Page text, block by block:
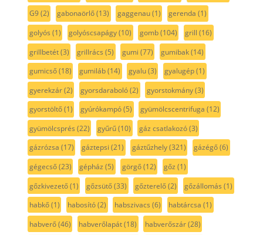
G9(2) gabonaörlő(13) gaggenau(1) gerenda (1)
golyós (1) golyóscsapágy(10) gomb(104) grill (16)
grillbetét(3) grillrács (5) gumi (77) gumibak(14)
gumicső(18) gumiláb(14) gyalu(3) gyalugép(1)
gyerekzár(2) gyorsdaraboló(2) gyorstokmány(3)
gyorstöltő(1) gyúrókampó(5) gyümölcscentrifuga (12)
gyümölcsprés (22) gyűrű(10) gáz csatlakozó(3)
gázrózsa (17) gáztepsi (21) gáztűzhely(321) gázégő(6)
gégecső(23) gépház (5) görgő(12) gőz (1)
gőzkivezető(1) gőzsütő(33) gőzterelő(2) gőzállomás (1)
habkő(1) habosító(2) habszivacs (6) habtárcsa (1)
habverő(46) habverőlapát(18) habverőszár(28)